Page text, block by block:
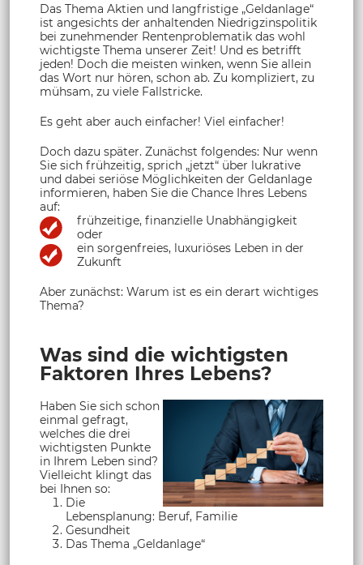
Das Thema Aktien und langfristige „Geldanlage“
ist angesichts der anhaltenden Niedrigzinspolitik
bei zunehmender Rentenproblematik das wohl
wichtigste Thema unserer Zeit! Und es betrifft
jeden! Doch die meisten winken, wenn Sie allein
das Wort nur hören, schon ab. Zu kompliziert, zu
mühsam, zu viele Fallstricke.
Es geht aber auch einfacher! Viel einfacher!
Doch dazu später. Zunächst folgendes: Nur wenn
Sie sich frühzeitig, sprich „jetzt“ über lukrative
und dabei seriöse Möglichkeiten der Geldanlage
informieren, haben Sie die Chance Ihres Lebens
auf:
frühzeitige, finanzielle Unabhängigkeit
oder
ein sorgenfreies, luxuriöses Leben in der
Zukunft
Aber zunächst: Warum ist es ein derart wichtiges
Thema?
Was sind die wichtigsten
Faktoren Ihres Lebens?
Haben Sie sich schon
einmal gefragt,
welches die drei
wichtigsten Punkte
in Ihrem Leben sind?
Vielleicht klingt das
bei Ihnen so:
Die
Lebensplanung: Beruf, Familie
Gesundheit
Das Thema „Geldanlage“